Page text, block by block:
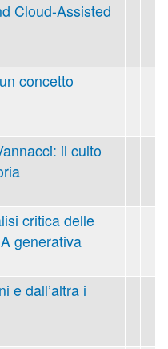
Cloud-Assisted
concetto
il culto
critica delle
generativa
e dall’altra i